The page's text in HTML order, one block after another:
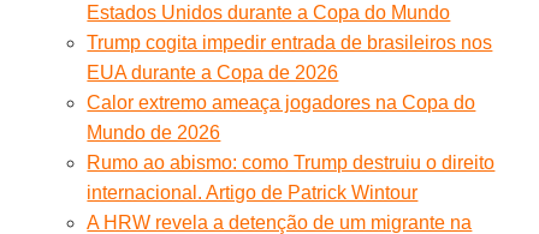
Estados Unidos durante a Copa do Mundo
Trump cogita impedir entrada de brasileiros nos
EUA durante a Copa de 2026
Calor extremo ameaça jogadores na Copa do
Mundo de 2026
Rumo ao abismo: como Trump destruiu o direito
internacional. Artigo de Patrick Wintour
A HRW revela a detenção de um migrante na